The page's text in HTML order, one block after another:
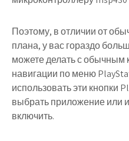
Поэтому, в отличии от
плана, у вас гораздо
можете делать с обычным
навигации по меню
использовать эти кнопки
выбрать приложение или
включить.